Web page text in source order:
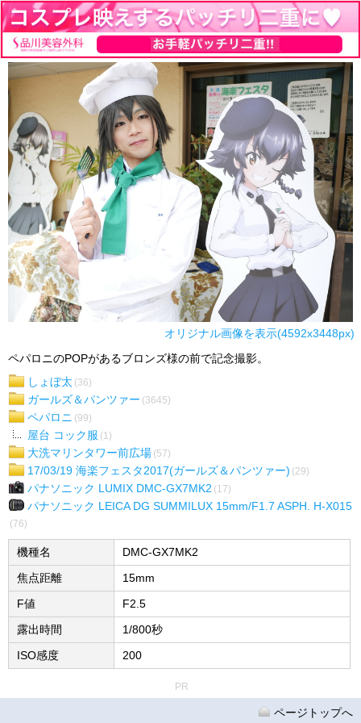
オリジナル画像を表示(4592x3448px)
ペパロニのPOPがあるブロンズ様の前で記念撮影。
しょぼ太 (36)
ガールズ＆パンツァー (3645)
ペパロニ (99)
屋台 コック服 (1)
大洗マリンタワー前広場 (57)
17/03/19 海楽フェスタ2017(ガールズ＆パンツァー) (29)
パナソニック LUMIX DMC-GX7MK2 (17)
パナソニック LEICA DG SUMMILUX 15mm/F1.7 ASPH. H-X015
(76)
機種名
DMC-GX7MK2
焦点距離
15mm
F値
F2.5
露出時間
1/800秒
ISO感度
200
PR
ページトップへ